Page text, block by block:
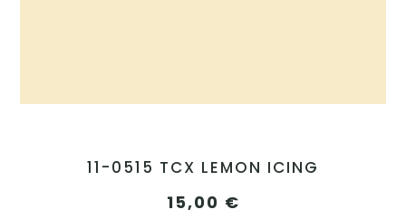
11-0515 TCX LEMON ICING
15,00 €